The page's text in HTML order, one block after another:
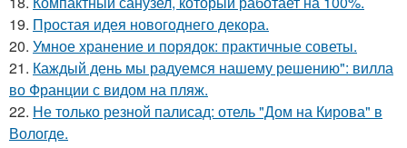
19. Простая идея новогоднего декора.
20. Умное хранение и порядок: практичные советы.
21. Каждый день мы радуемся нашему решению": вилла
во Франции с видом на пляж.
22. Не только резной палисад: отель "Дом на Кирова" в
Вологде.